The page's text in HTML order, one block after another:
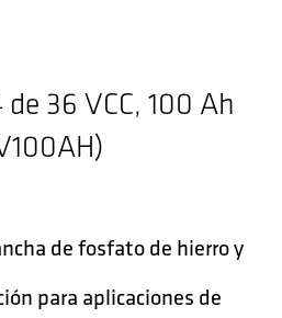
36 VCC, 100 Ah
de fosfato de hierro y
para aplicaciones de